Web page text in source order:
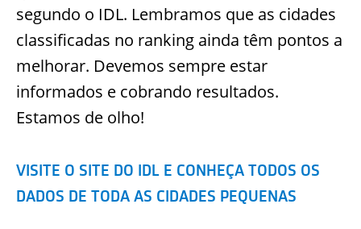
segundo o IDL. Lembramos que as cidades
classificadas no ranking ainda têm pontos a
melhorar. Devemos sempre estar
informados e cobrando resultados.
Estamos de olho!
VISITE O SITE DO IDL E CONHEÇA TODOS OS
DADOS DE TODA AS CIDADES PEQUENAS